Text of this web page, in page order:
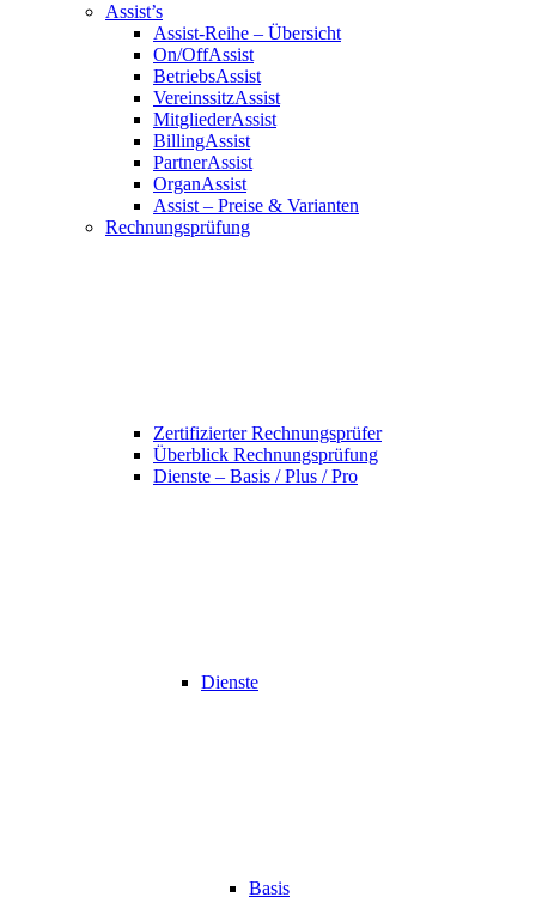
Assist’s
Assist-Reihe – Übersicht
On/OffAssist
BetriebsAssist
VereinssitzAssist
MitgliederAssist
BillingAssist
PartnerAssist
OrganAssist
Assist – Preise & Varianten
Rechnungsprüfung
Zertifizierter Rechnungsprüfer
Überblick Rechnungsprüfung
Dienste – Basis / Plus / Pro
Dienste
Basis